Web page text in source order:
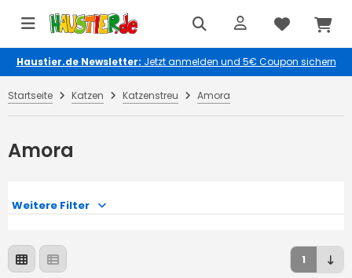
Haustier.de Newsletter: Jetzt anmelden und 5€ Coupon sichern
Startseite Katzen Katzenstreu Amora
Amora
Weitere Filter
1